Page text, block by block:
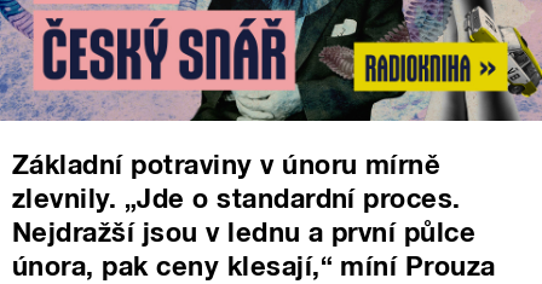
Základní potraviny v únoru mírně
zlevnily. „Jde o standardní proces.
Nejdražší jsou v lednu a první půlce
února, pak ceny klesají,“ míní Prouza